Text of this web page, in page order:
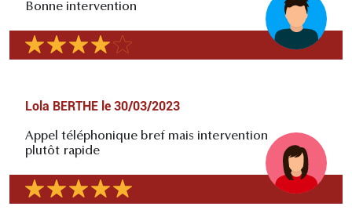
Bonne intervention
Lola BERTHE le 30/03/2023
Appel téléphonique bref mais intervention
plutôt rapide